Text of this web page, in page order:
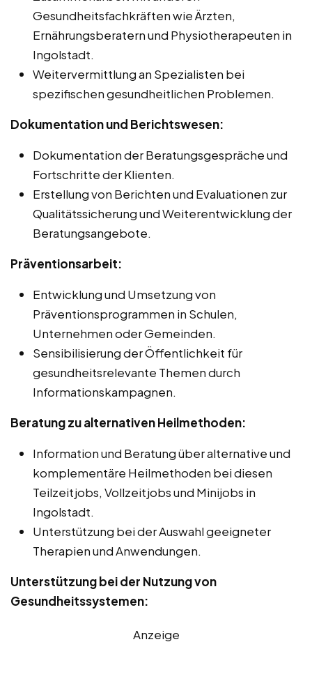
Gesundheitsfachkräften wie Ärzten,
Ernährungsberatern und Physiotherapeuten in
Ingolstadt.
Weitervermittlung an Spezialisten bei
spezifischen gesundheitlichen Problemen.
Dokumentation und Berichtswesen:
Dokumentation der Beratungsgespräche und
Fortschritte der Klienten.
Erstellung von Berichten und Evaluationen zur
Qualitätssicherung und Weiterentwicklung der
Beratungsangebote.
Präventionsarbeit:
Entwicklung und Umsetzung von
Präventionsprogrammen in Schulen,
Unternehmen oder Gemeinden.
Sensibilisierung der Öffentlichkeit für
gesundheitsrelevante Themen durch
Informationskampagnen.
Beratung zu alternativen Heilmethoden:
Information und Beratung über alternative und
komplementäre Heilmethoden bei diesen
Teilzeitjobs, Vollzeitjobs und Minijobs in
Ingolstadt.
Unterstützung bei der Auswahl geeigneter
Therapien und Anwendungen.
Unterstützung bei der Nutzung von
Gesundheitssystemen:
Anzeige